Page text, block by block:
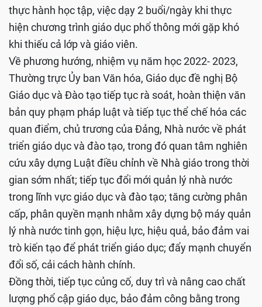
thực hành học tập, việc dạy 2 buổi/ngày khi thực
hiện chương trình giáo dục phổ thông mới gặp khó
khi thiếu cả lớp và giáo viên.
Về phương hướng, nhiệm vụ năm học 2022- 2023,
Thường trực Ủy ban Văn hóa, Giáo dục đề nghị Bộ
Giáo dục và Đào tạo tiếp tục rà soát, hoàn thiện văn
bản quy phạm pháp luật và tiếp tục thể chế hóa các
quan điểm, chủ trương của Đảng, Nhà nước về phát
triển giáo dục và đào tạo, trong đó quan tâm nghiên
cứu xây dựng Luật điều chỉnh về Nhà giáo trong thời
gian sớm nhất; tiếp tục đổi mới quản lý nhà nước
trong lĩnh vực giáo dục và đào tạo; tăng cường phân
cấp, phân quyền mạnh nhằm xây dựng bộ máy quản
lý nhà nước tinh gọn, hiệu lực, hiệu quả, bảo đảm vai
trò kiến tạo để phát triển giáo dục; đẩy mạnh chuyển
đổi số, cải cách hành chính.
Đồng thời, tiếp tục củng cố, duy trì và nâng cao chất
lượng phổ cập giáo dục, bảo đảm công bằng trong